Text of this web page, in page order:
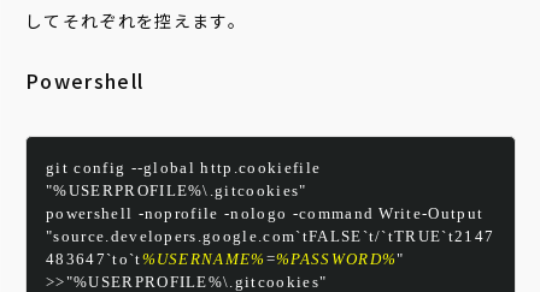
してそれぞれを控えます。
Powershell
git config --global http.cookiefile
"%USERPROFILE%\.gitcookies"
powershell -noprofile -nologo -command Write-Output
"source.developers.google.com`tFALSE`t/`tTRUE`t2147
483647`to`t%USERNAME% =%PASSWORD%"
>>"%USERPROFILE%\.gitcookies"